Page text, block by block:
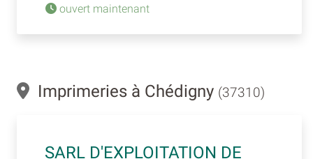
ouvert maintenant
Imprimeries à Chédigny (37310)
SARL D'EXPLOITATION DE